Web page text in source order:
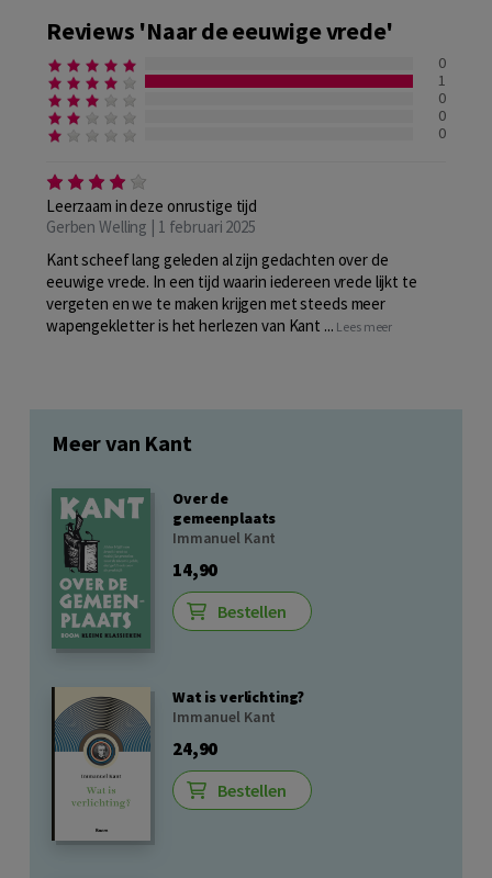
Reviews 'Naar de eeuwige vrede'
0
1
0
0
0
Leerzaam in deze onrustige tijd
Gerben Welling | 1 februari 2025
Kant scheef lang geleden al zijn gedachten over de
eeuwige vrede. In een tijd waarin iedereen vrede lijkt te
vergeten en we te maken krijgen met steeds meer
wapengekletter is het herlezen van Kant ... Lees meer
Meer van Kant
Over de
gemeenplaats
Immanuel Kant
14,90
Bestellen
Wat is verlichting?
Immanuel Kant
24,90
Bestellen